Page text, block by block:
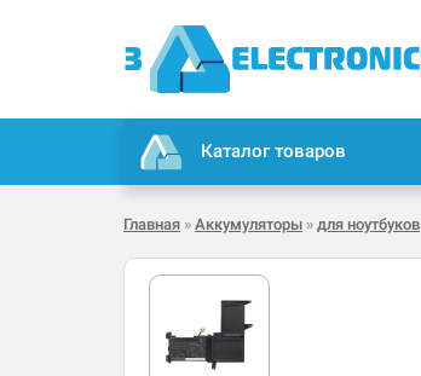
Каталог товаров
Главная » Аккумуляторы » для ноутбуков